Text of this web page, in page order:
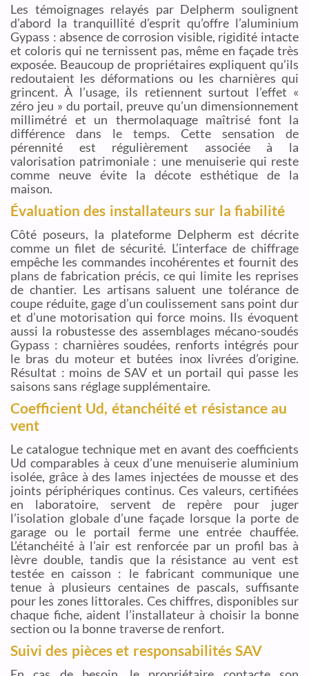
Les témoignages relayés par Delpherm soulignent
d’abord la tranquillité d’esprit qu’offre l’aluminium
Gypass : absence de corrosion visible, rigidité intacte
et coloris qui ne ternissent pas, même en façade très
exposée. Beaucoup de propriétaires expliquent qu’ils
redoutaient les déformations ou les charnières qui
grincent. À l’usage, ils retiennent surtout l’effet «
zéro jeu » du portail, preuve qu’un dimensionnement
millimétré et un thermolaquage maîtrisé font la
différence dans le temps. Cette sensation de
pérennité est régulièrement associée à la
valorisation patrimoniale : une menuiserie qui reste
comme neuve évite la décote esthétique de la
maison.
Évaluation des installateurs sur la fiabilité
Côté poseurs, la plateforme Delpherm est décrite
comme un filet de sécurité. L’interface de chiffrage
empêche les commandes incohérentes et fournit des
plans de fabrication précis, ce qui limite les reprises
de chantier. Les artisans saluent une tolérance de
coupe réduite, gage d’un coulissement sans point dur
et d’une motorisation qui force moins. Ils évoquent
aussi la robustesse des assemblages mécano-soudés
Gypass : charnières soudées, renforts intégrés pour
le bras du moteur et butées inox livrées d’origine.
Résultat : moins de SAV et un portail qui passe les
saisons sans réglage supplémentaire.
Coefficient Ud, étanchéité et résistance au
vent
Le catalogue technique met en avant des coefficients
Ud comparables à ceux d’une menuiserie aluminium
isolée, grâce à des lames injectées de mousse et des
joints périphériques continus. Ces valeurs, certifiées
en laboratoire, servent de repère pour juger
l’isolation globale d’une façade lorsque la porte de
garage ou le portail ferme une entrée chauffée.
L’étanchéité à l’air est renforcée par un profil bas à
lèvre double, tandis que la résistance au vent est
testée en caisson : le fabricant communique une
tenue à plusieurs centaines de pascals, suffisante
pour les zones littorales. Ces chiffres, disponibles sur
chaque fiche, aident l’installateur à choisir la bonne
section ou la bonne traverse de renfort.
Suivi des pièces et responsabilités SAV